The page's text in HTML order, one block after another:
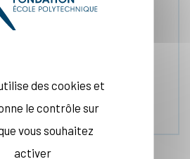
juin. 2026
des cookies et
le contrôle sur
vous souhaitez
activer